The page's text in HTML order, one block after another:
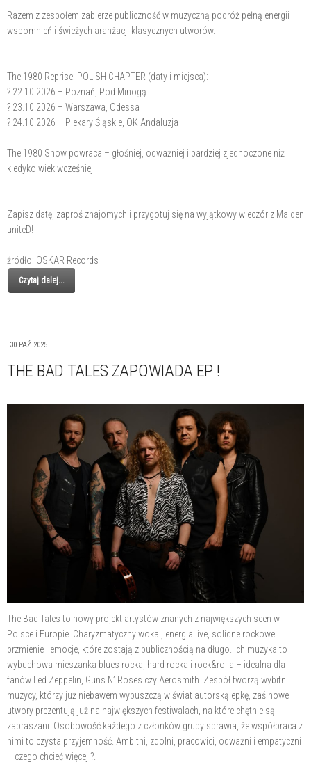
Razem z zespołem zabierze publiczność w muzyczną podróż pełną energii
wspomnień i świeżych aranżacji klasycznych utworów.
The 1980 Reprise: POLISH CHAPTER (daty i miejsca):
? 22.10.2026 – Poznań, Pod Minogą
? 23.10.2026 – Warszawa, Odessa
? 24.10.2026 – Piekary Śląskie, OK Andaluzja
The 1980 Show powraca – głośniej, odważniej i bardziej zjednoczone niż
kiedykolwiek wcześniej!
Zapisz datę, zaproś znajomych i przygotuj się na wyjątkowy wieczór z Maiden
uniteD!
źródło: OSKAR Records
Czytaj dalej...
30 PAŹ 2025
THE BAD TALES ZAPOWIADA EP !
The Bad Tales to nowy projekt artystów znanych z największych scen w
Polsce i Europie. Charyzmatyczny wokal, energia live, solidne rockowe
brzmienie i emocje, które zostają z publicznością na długo. Ich muzyka to
wybuchowa mieszanka blues rocka, hard rocka i rock&rolla – idealna dla
fanów Led Zeppelin, Guns N’ Roses czy Aerosmith. Zespół tworzą wybitni
muzycy, którzy już niebawem wypuszczą w świat autorską epkę, zaś nowe
utwory prezentują już na największych festiwalach, na które chętnie są
zapraszani. Osobowość każdego z członków grupy sprawia, że współpraca z
nimi to czysta przyjemność. Ambitni, zdolni, pracowici, odważni i empatyczni
– czego chcieć więcej ?.